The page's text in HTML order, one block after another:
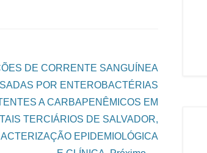
DE CORRENTE SANGUÍNEA
POR ENTEROBACTÉRIAS
A CARBAPENÊMICOS EM
TERCIÁRIOS DE SALVADOR,
EPIDEMIOLÓGICA